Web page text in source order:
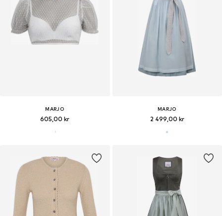
MARJO
605,00 kr
MARJO
2 499,00 kr